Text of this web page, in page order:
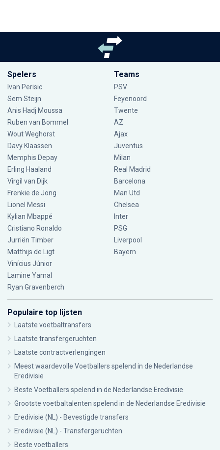
Spelers
Ivan Perisic
Sem Steijn
Anis Hadj Moussa
Ruben van Bommel
Wout Weghorst
Davy Klaassen
Memphis Depay
Erling Haaland
Virgil van Dijk
Frenkie de Jong
Lionel Messi
Kylian Mbappé
Cristiano Ronaldo
Jurriën Timber
Matthijs de Ligt
Vinícius Júnior
Lamine Yamal
Ryan Gravenberch
Teams
PSV
Feyenoord
Twente
AZ
Ajax
Juventus
Milan
Real Madrid
Barcelona
Man Utd
Chelsea
Inter
PSG
Liverpool
Bayern
Populaire top lijsten
Laatste voetbaltransfers
Laatste transfergeruchten
Laatste contractverlengingen
Meest waardevolle Voetballers spelend in de Nederlandse
Eredivisie
Beste Voetballers spelend in de Nederlandse Eredivisie
Grootste voetbaltalenten spelend in de Nederlandse Eredivisie
Eredivisie (NL) - Bevestigde transfers
Eredivisie (NL) - Transfergeruchten
Beste voetballers